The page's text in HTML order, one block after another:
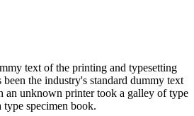
text of the printing and typesetting
the industry's standard dummy text
an unknown printer took a galley of type
type specimen book.